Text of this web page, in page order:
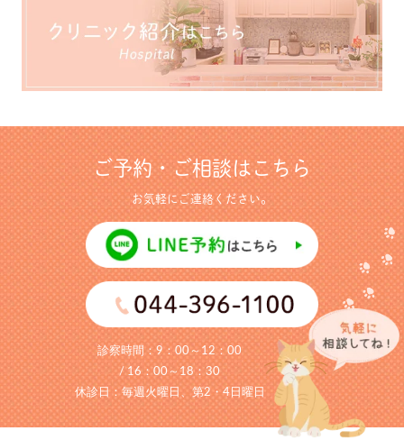
ご予約・ご相談はこちら
お気軽にご連絡ください。
診察時間：9：00～12：00
/ 16：00～18：30
休診日：毎週火曜日、第2・4日曜日